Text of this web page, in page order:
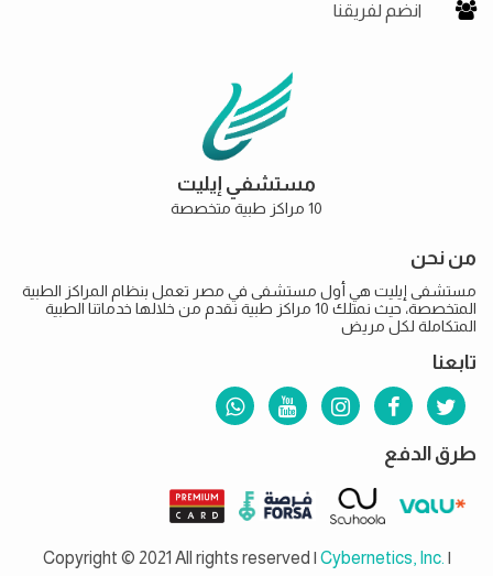
انضم لفريقنا
مستشفي إيليت
10 مراكز طبية متخصصة
من نحن
مستشفى إيليت هي أول مستشفى في مصر تعمل بنظام المراكز الطبية
المتخصصة، حيث نمتلك 10 مراكز طبية نقدم من خلالها خدماتنا الطبية
المتكاملة لكل مريض
تابعنا
طرق الدفع
Copyright © 2021 All rights reserved | Cybernetics, Inc. |